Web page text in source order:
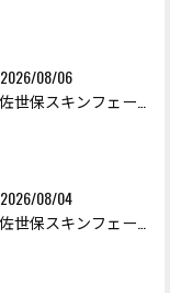
2026/08/06
2026/08/04